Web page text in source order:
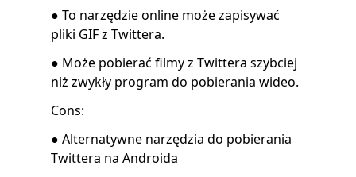
● To narzędzie online może zapisywać
pliki GIF z Twittera.
● Może pobierać filmy z Twittera szybciej
niż zwykły program do pobierania wideo.
Cons:
● Alternatywne narzędzia do pobierania
Twittera na Androida